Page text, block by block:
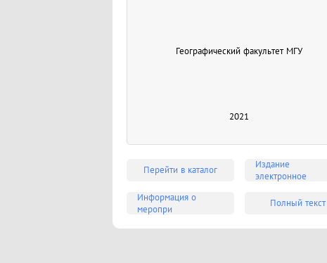
Географический факультет МГУ
2021
Перейти в каталог
Издание
электронное
Информация о
меропри
Полный текст